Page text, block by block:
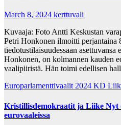
March 8, 2024 kerttuvali
Kuvaaja: Foto Antti Keskustan
Petri Honkonen ilmoitti perjantaina
tiedotustilaisuudessaan
Honkonen, on kolmannen kauden
vaalipiiristä. Hän toimi edellisen
Europarlamenttivaalit 2024 KD
Kristillisdemokraatit ja Liike Nyt
eurovaaleissa